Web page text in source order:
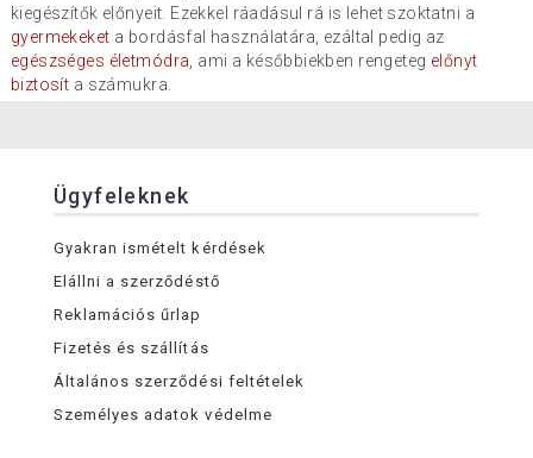
kiegészítők előnyeit. Ezekkel ráadásul rá is lehet szoktatni a
gyermekeket a bordásfal használatára, ezáltal pedig az
egészséges életmódra , ami a későbbiekben rengeteg előnyt
biztosít a számukra.
Ügyfeleknek
Gyakran ismételt kérdések
Elállni a szerződéstő
Reklamációs űrlap
Fizetés és szállítás
Általános szerződési feltételek
Személyes adatok védelme